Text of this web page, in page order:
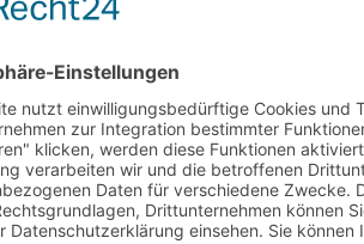
Mehr von HSK erfahren
MUSTERBÄDER &
Unsere Musterbäder sind mit